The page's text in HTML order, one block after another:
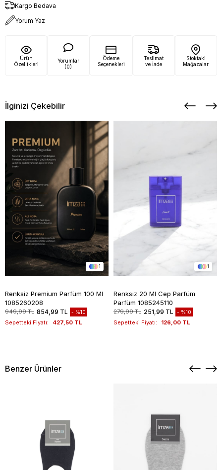
Kargo Bedava
Yorum Yaz
Ürün
Özellikleri
Yorumlar
(0)
Ödeme
Seçenekleri
Teslimat
ve İade
Stoktaki
Mağazalar
İlginizi Çekebilir
1
Renksiz Premium Parfüm 100 Ml
1085260208
949,99 TL 854,99 TL %10
Sepetteki Fiyatı: 427,50 TL
1
Renksiz 20 Ml Cep Parfüm
Parfüm 1085245110
279,99 TL 251,99 TL %10
Sepetteki Fiyatı: 126,00 TL
Benzer Ürünler